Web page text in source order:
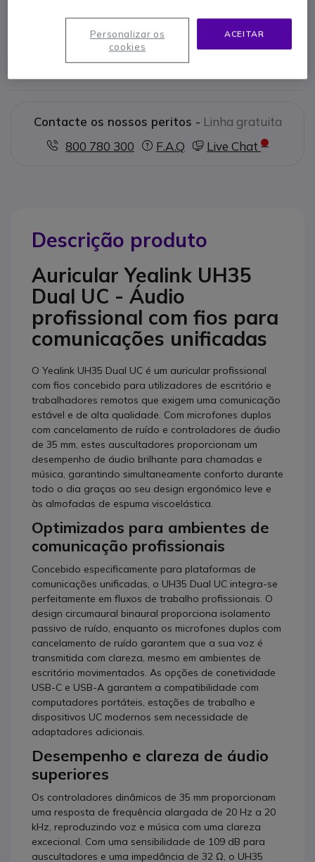
Na embalagem
Cabo USB
Contacte os nossos peritos - Linha gratuita
800 780 300
F.A.Q Live Chat
Descrição produto
Auricular Yealink UH35
Dual UC - Áudio
profissional com fios para
comunicações unificadas
O Yealink UH35 Dual UC é um auricular profissional
com fios concebido para utilizadores de escritório e
trabalhadores remotos que exigem uma comunicação
estável e de alta qualidade. Com microfones duplos
com cancelamento de ruído e controladores de áudio
de 35 mm, estes auscultadores proporcionam um
desempenho de áudio brilhante para chamadas e
música, garantindo simultaneamente conforto durante
todo o dia graças ao seu design ergonómico leve e
às almofadas de espuma viscoelástica.
Optimizados para ambientes de
comunicação profissionais
Concebido especificamente para plataformas de
comunicações unificadas, o UH35 Dual UC integra-se
perfeitamente em fluxos de trabalho profissionais. O
design circumaural binaural proporciona isolamento
passivo de ruído, enquanto os microfones duplos com
cancelamento de ruído garantem que a sua voz é
transmitida com clareza, mesmo em ambientes de
escritório movimentados. As opções de conetividade
USB-C e USB-A garantem a compatibilidade com
computadores portáteis, estações de trabalho e
dispositivos UC modernos sem necessidade de
adaptadores adicionais.
Desempenho e clareza de áudio
superiores
Os controladores dinâmicos de 35 mm proporcionam
uma resposta de frequência alargada de 20 Hz a 20
kHz, reproduzindo voz e música com uma clareza
excecional. Com uma sensibilidade de 109 dB para
auscultadores e uma impedância de 32 Ω, o UH35
ACEITAR
Personalizar os
cookies